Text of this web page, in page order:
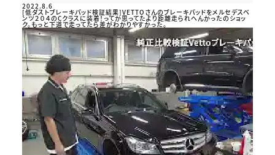
2022.8.6
[低ダストブレーキパッド検証結果]VETTOさんのブレーキパッドをメルセデスベ
ンツ２０４のCクラスに装着！ってか思ってたより距離走られへんかったのショッ
ク。もっと下道で走ってたら差がわかりやすかった。